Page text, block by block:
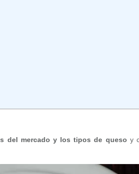
del mercado y los tipos de queso y